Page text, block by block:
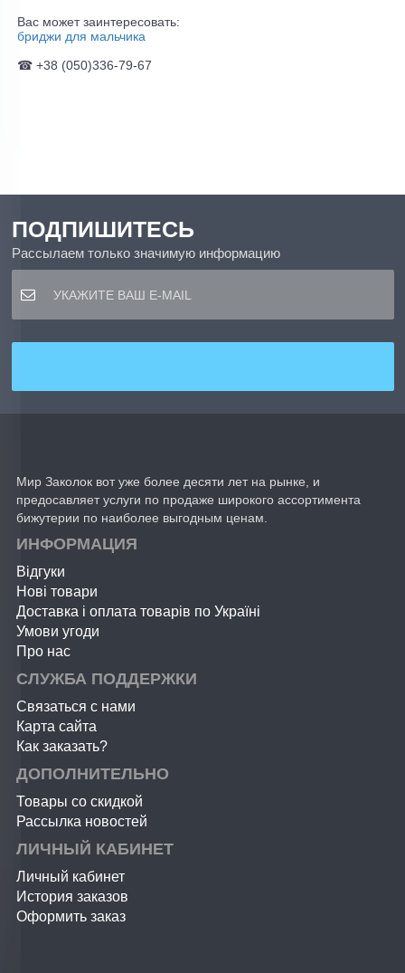
Вас может заинтересовать:
бриджи для мальчика
☎ +38 (050)336-79-67
ПОДПИШИТЕСЬ
Рассылаем только значимую информацию
Мир Заколок вот уже более десяти лет на рынке, и
предосавляет услуги по продаже широкого ассортимента
бижутерии по наиболее выгодным ценам.
ИНФОРМАЦИЯ
Відгуки
Нові товари
Доставка і оплата товарів по Україні
Умови угоди
Про нас
СЛУЖБА ПОДДЕРЖКИ
Связаться с нами
Карта сайта
Как заказать?
ДОПОЛНИТЕЛЬНО
Товары со скидкой
Рассылка новостей
ЛИЧНЫЙ КАБИНЕТ
Личный кабинет
История заказов
Оформить заказ